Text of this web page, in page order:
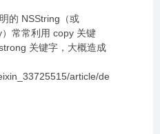
的 NSString（或
常常利用 copy 关键
关键字，大概造成
article/de